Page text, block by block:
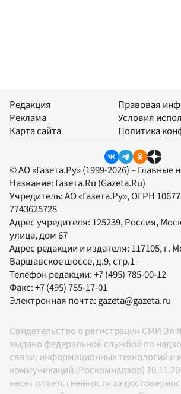
Редакция
Реклама
Карта сайта
Правовая
Условия
Политика
© АО «Газета.Ру» (1999-2026) – Главные
Название: Газета.Ru (Gazeta.Ru)
Учредитель:АО «Газета.Ру», ОГРН
7743625728
Адрес учредителя: 125239, Россия,
улица, дом 67
Адрес редакции и издателя: 117105, г.
Варшавское шоссе, д.9, стр.1
Телефон редакции:+7 (495) 785-00-12
Факс:+7 (495) 785-17-01
Электронная почта:gazeta@gazeta.ru
Свидетельство о регистрации СМИ Эл
выдано федеральной службой по
связи, информационных технологий и
коммуникаций (Роскомнадзор)
несет ответственности за